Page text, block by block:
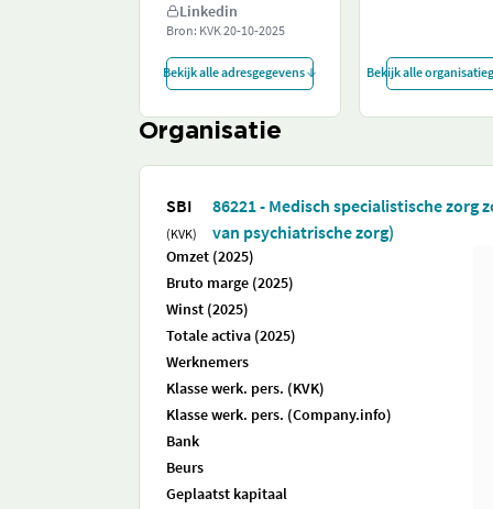
Linkedin
Bron: KVK20-10-2025
Bekijk alle adresgegevens Bekijk alle
Organisatie
SBI
(KVK)
86221 - Medisch specialistische
van psychiatrische zorg)
Omzet (2025)
Bruto marge (2025)
Winst (2025)
Totale activa (2025)
Werknemers
Klasse werk. pers. (KVK)
Klasse werk. pers. (Company.info)
Bank
Beurs
Geplaatst kapitaal